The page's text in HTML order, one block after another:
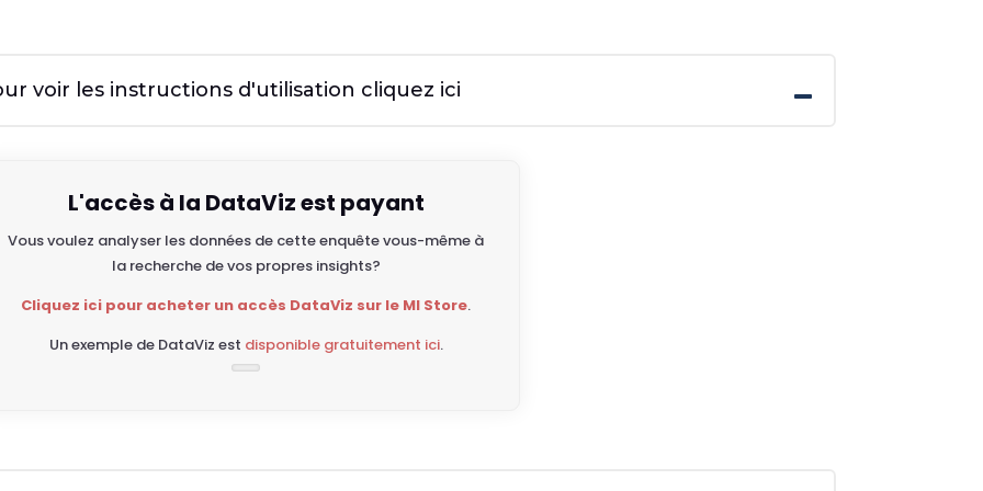
voir les instructions d'utilisation cliquez ici
L'accès à la DataViz est payant
Vous voulez analyser les données de cette enquête vous-même à
la recherche de vos propres insights?
Cliquez ici pour acheter un accès DataViz sur le MI Store.
Un exemple de DataViz est disponible gratuitement ici.